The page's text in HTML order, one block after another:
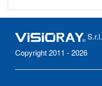
S.r.l.
Copyright 2011 - 2026